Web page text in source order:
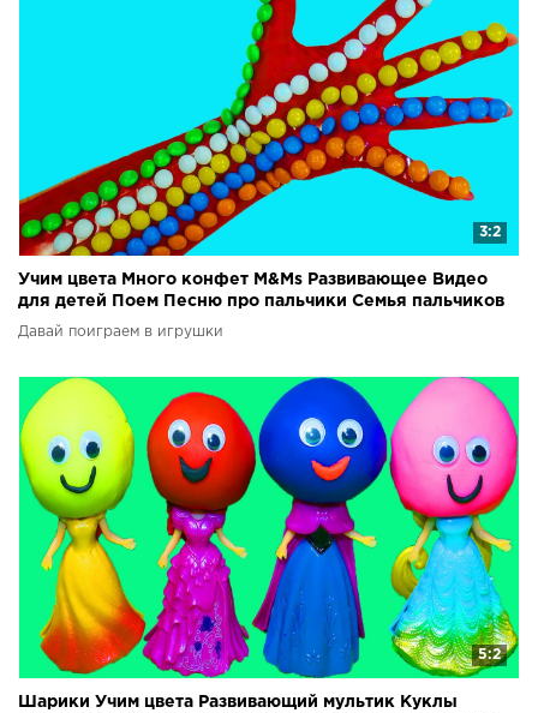
3:2
Учим цвета Много конфет M&Ms Развивающее Видео
для детей Поем Песню про пальчики Семья пальчиков
Давай поиграем в игрушки
5:2
Шарики Учим цвета Развивающий мультик Куклы